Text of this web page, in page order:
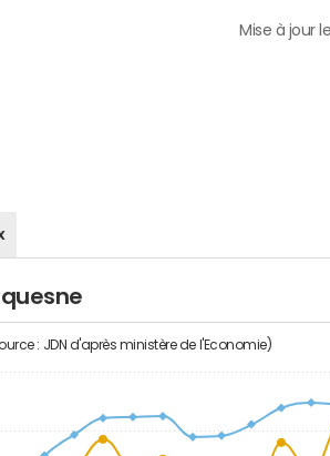
Mise à jour
: JDN d'après ministère de l'Economie)